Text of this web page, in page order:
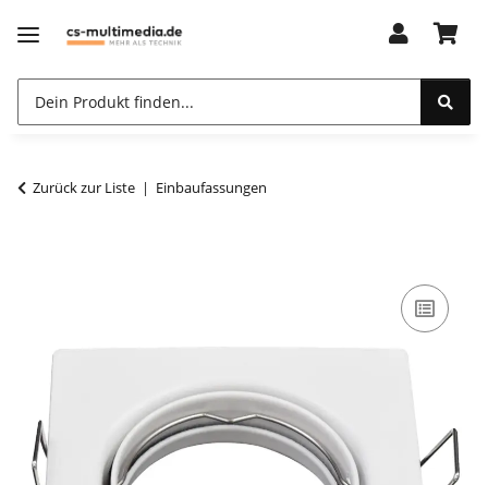
Zurück zur Liste Einbaufassungen